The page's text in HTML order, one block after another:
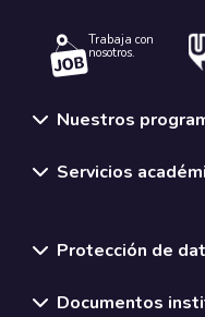
Trabaja con
nosotros.
Nuestros
Servicios
Protección de
Documentos